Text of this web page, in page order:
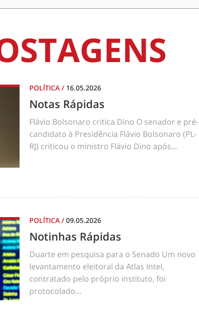
POLÍTICA / 16.05.2026
Notas Rápidas
Flávio Bolsonaro critica Dino O senador e pré-
candidato à Presidência Flávio Bolsonaro (PL-
RJ) criticou o ministro Flávio Dino após...
POLÍTICA /09.05.2026
Notinhas Rápidas
Duarte em pesquisa para o Senado Um novo
levantamento eleitoral da Atlas Intel,
contratado pelo próprio instituto, foi
protocolado...